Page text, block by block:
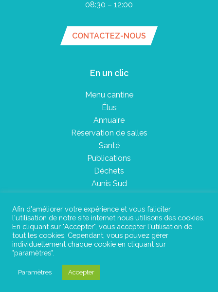
08:30 – 12:00
CONTACTEZ-NOUS
En un clic
Menu cantine
Élus
Annuaire
Réservation de salles
Santé
Publications
Déchets
Aunis Sud
Plan du site
Mentions légales
©Instant Urbain
Afin d'améliorer votre expérience et vous faliciter
l'utilisation de notre site internet nous utilisons des cookies.
En cliquant sur "Accepter", vous accepter l'utilisation de
tout les cookies. Cependant, vous pouvez gérer
individuellement chaque cookie en cliquant sur
"paramètres".
Paramètres Accepter